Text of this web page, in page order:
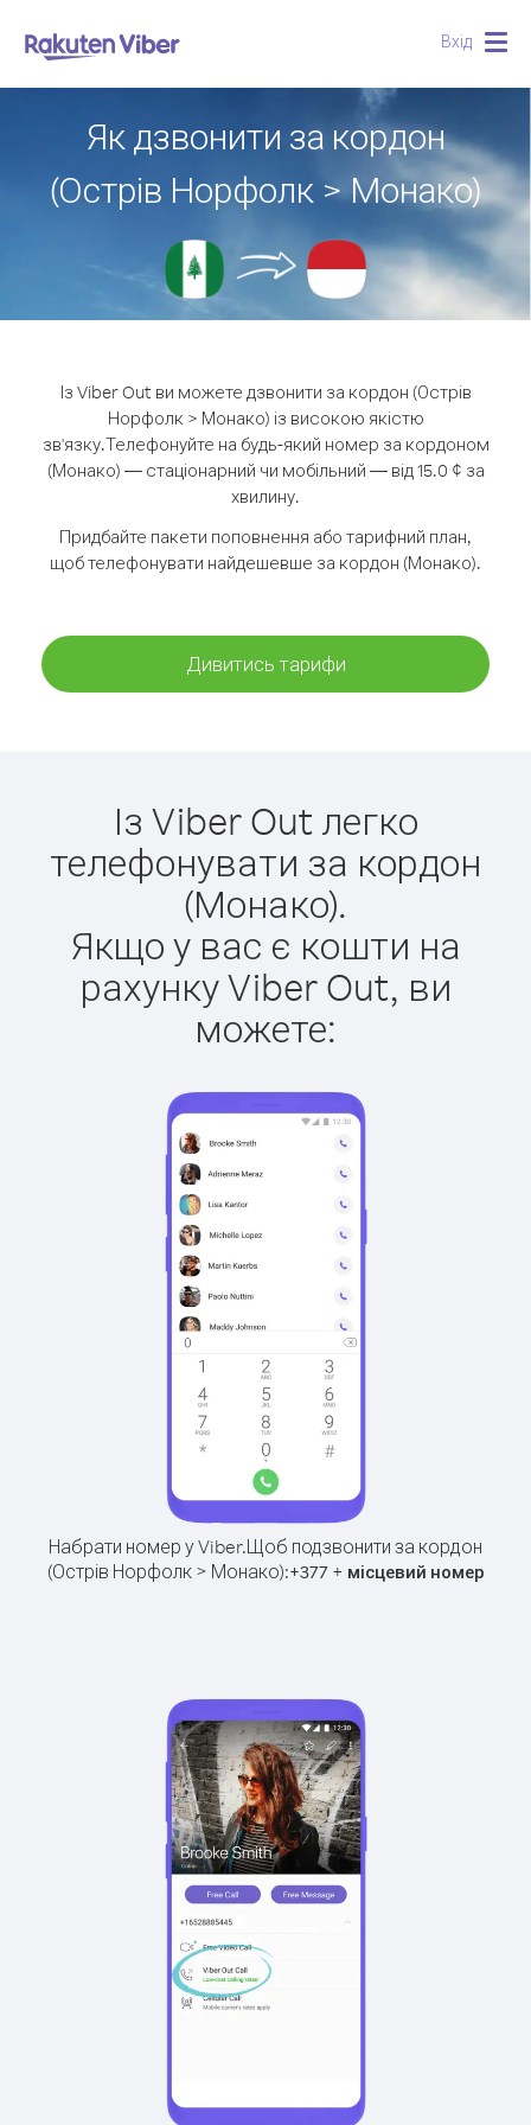
Вхід
Як дзвонити за кордон
(Острів Норфолк > Монако)
Із Viber Out ви можете дзвонити за кордон (Острів
Норфолк > Монако) із високою якістю
зв'язку.Телефонуйте на будь-який номер за кордоном
(Монако) — стаціонарний чи мобільний — від 15.0 ¢ за
хвилину.
Придбайте пакети поповнення або тарифний план,
щоб телефонувати найдешевше за кордон (Монако).
Дивитись тарифи
Із Viber Out легко
телефонувати за кордон
(Монако).
Якщо у вас є кошти на
рахунку Viber Out, ви
можете:
Набрати номер у Viber.Щоб подзвонити за кордон
(Острів Норфолк > Монако):+377+ місцевий номер